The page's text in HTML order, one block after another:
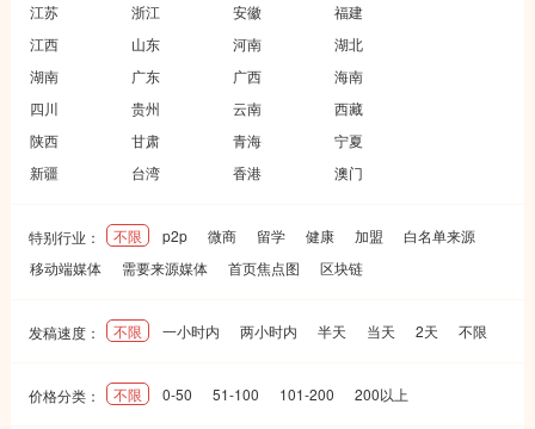
江苏
浙江 安徽
福建
江西
山东 河南
湖北
湖南
广东 广西
海南
四川
贵州 云南
西藏
陕西
甘肃 青海
宁夏
新疆
台湾 香港 澳门
特别行业： 不限 p2p 微商 留学 健康 加盟
白名单来源
移动端媒体
需要来源媒体 首页焦点图 区块链
发稿速度： 不限 一小时内 两小时内 半天 当天 2天 不限
价格分类： 不限 0-50 51-100 101-200 200以上